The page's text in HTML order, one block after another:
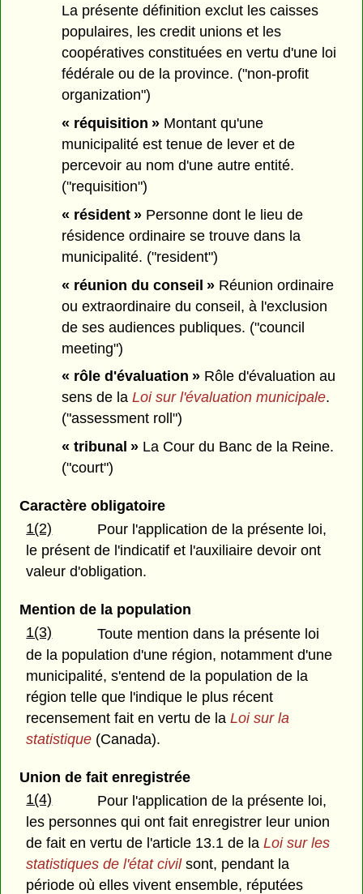
La présente définition exclut les caisses
populaires, les credit unions et les
coopératives constituées en vertu d'une loi
fédérale ou de la province. ("non-profit
organization")
« réquisition » Montant qu'une
municipalité est tenue de lever et de
percevoir au nom d'une autre entité.
("requisition")
« résident » Personne dont le lieu de
résidence ordinaire se trouve dans la
municipalité. ("resident")
« réunion du conseil » Réunion ordinaire
ou extraordinaire du conseil, à l'exclusion
de ses audiences publiques. ("council
meeting")
« rôle d'évaluation » Rôle d'évaluation au
sens de laLoi sur l'évaluation municipale.
("assessment roll")
« tribunal » La Cour du Banc de la Reine.
("court")
Caractère obligatoire
1(2)
Pour l'application de la présente loi,
le présent de l'indicatif et l'auxiliaire devoir ont
valeur d'obligation.
Mention de la population
1(3)
Toute mention dans la présente loi
de la population d'une région, notamment d'une
municipalité, s'entend de la population de la
région telle que l'indique le plus récent
recensement fait en vertu de la Loi sur la
statistique (Canada).
Union de fait enregistrée
1(4)
Pour l'application de la présente loi,
les personnes qui ont fait enregistrer leur union
de fait en vertu de l'article 13.1 de laLoi sur les
statistiques de l'état civilsont, pendant la
période où elles vivent ensemble, réputées